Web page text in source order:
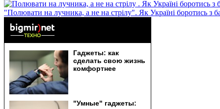
"Полювати на лучника, а не на стрілу". Як Україні боротись з